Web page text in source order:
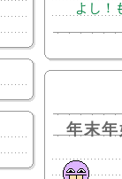
よし！
年末